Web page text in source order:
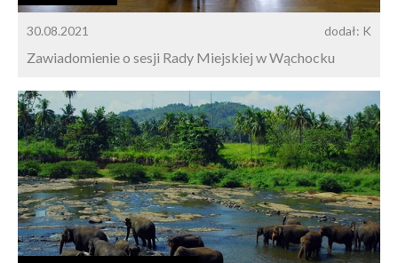
30.08.2021 dodał: K
Zawiadomienie o sesji Rady Miejskiej w Wąchocku